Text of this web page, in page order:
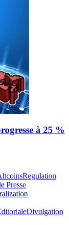
à 25 %
Regulation
Presse
Divulgation